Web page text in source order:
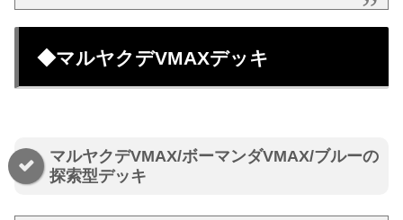
◆マルヤクデVMAXデッキ
マルヤクデVMAX/ボーマンダVMAX/ブルーの
探索型デッキ